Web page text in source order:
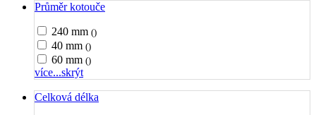
Průměr kotouče
240 mm ()
40 mm ()
60 mm ()
více...skrýt
Celková délka